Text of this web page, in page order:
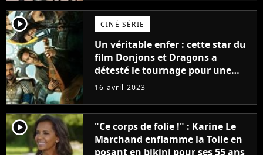
player2 CINÉ SÉRIE
Un véritable enfer : cette star du
film Donjons et Dragons a
détesté le tournage pour une
raison très spéciale
16 avril 2023
player2
"Ce corps de folie !" : Karine Le
Marchand enflamme la Toile en
posant en bikini pour ses 55 ans